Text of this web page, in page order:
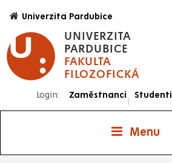
hlavnímu
obsahu
UNIVERZITA
PARDUBICE
FAKULTA
FILOZOFICKÁ
Univerzita Pardubice
Login: Zaměstnanci
|
Studenti
Menu